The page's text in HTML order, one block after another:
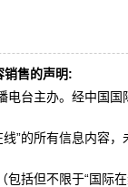
销售的声明:
电台主办。经中国
”的所有信息内容
包括但不限于“国际